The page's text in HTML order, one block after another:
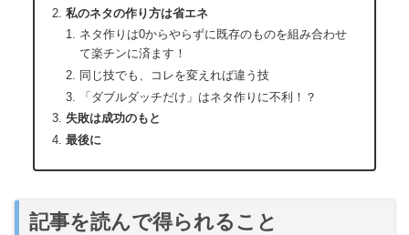
私のネタの作り方は省エネ
ネタ作りは0からやらずに既存のものを組み合わせ
て楽チンに済ます！
同じ技でも、コレを変えれば違う技
「ダブルダッチだけ」はネタ作りに不利！？
失敗は成功のもと
最後に
記事を読んで得られること